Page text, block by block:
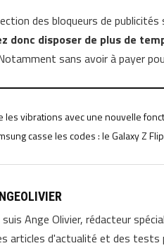
des bloqueurs de publicités
donc disposer de plus de
sans avoir à payer
les vibrations avec une nouvelle
casse les codes : le Galaxy Z
suis Ange Olivier, rédacteur
articles d'actualité et des tests